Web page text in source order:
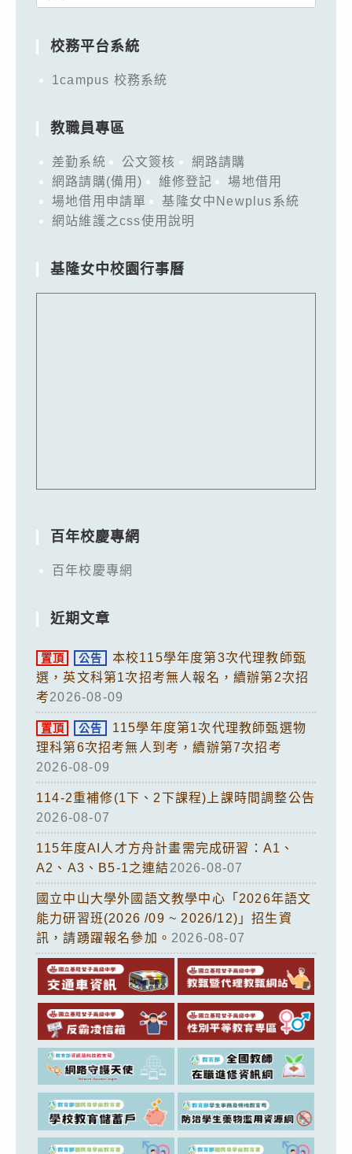
校務平台系統
1campus 校務系統
教職員專區
差勤系統 公文簽核
網路請購
網路請購(備用)
維修登記
場地借用
場地借用申請單
基隆女中Newplus系統
網站維護之css使用說明
基隆女中校園行事曆
百年校慶專網
百年校慶專網
近期文章
置頂 公告
本校115學年度第3次代理教師甄
選，英文科第1次招考無人報名，續辦第2次招
考2026-08-09
置頂 公告
115學年度第1次代理教師甄選物
理科第6次招考無人到考，續辦第7次招考
2026-08-09
114-2重補修(1下、2下課程)上課時間調整公告
2026-08-07
115年度AI人才方舟計畫需完成研習：A1、
A2、A3、B5-1之連結2026-08-07
國立中山大學外國語文教學中心「2026年語文
能力研習班(2026 /09 ~ 2026/12)」招生資
訊，請踴躍報名參加。 2026-08-07